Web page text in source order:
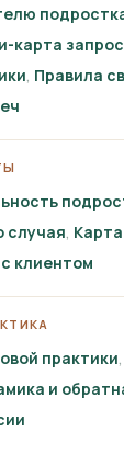
карта
Правила
случая
клиентом
практики
и